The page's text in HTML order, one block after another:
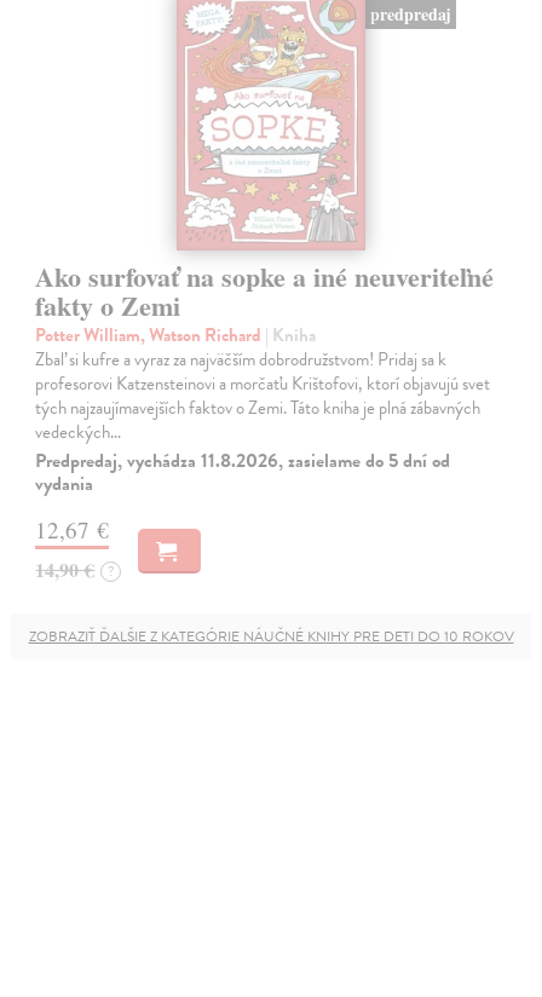
predpredaj
Ako surfovať na sopke a iné neuveriteľné
fakty o Zemi
Potter William, Watson Richard | Kniha
Zbaľ si kufre a vyraz za najväčším dobrodružstvom! Pridaj sa k
profesorovi Katzensteinovi a morčaťu Krištofovi, ktorí objavujú svet
tých najzaujímavejších faktov o Zemi. Táto kniha je plná zábavných
vedeckých…
Predpredaj, vychádza 11.8.2026, zasielame do 5 dní od
vydania
12,67 €
14,90 € ?
ZOBRAZIŤ ĎALŠIE Z KATEGÓRIE NÁUČNÉ KNIHY PRE DETI DO 10 ROKOV